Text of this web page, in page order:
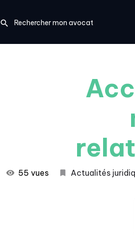
55 vues Actualités